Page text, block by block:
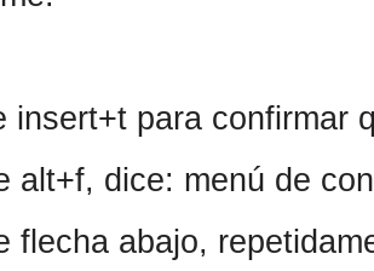
insert+t para confirmar
alt+f, dice: menú de
flecha abajo,